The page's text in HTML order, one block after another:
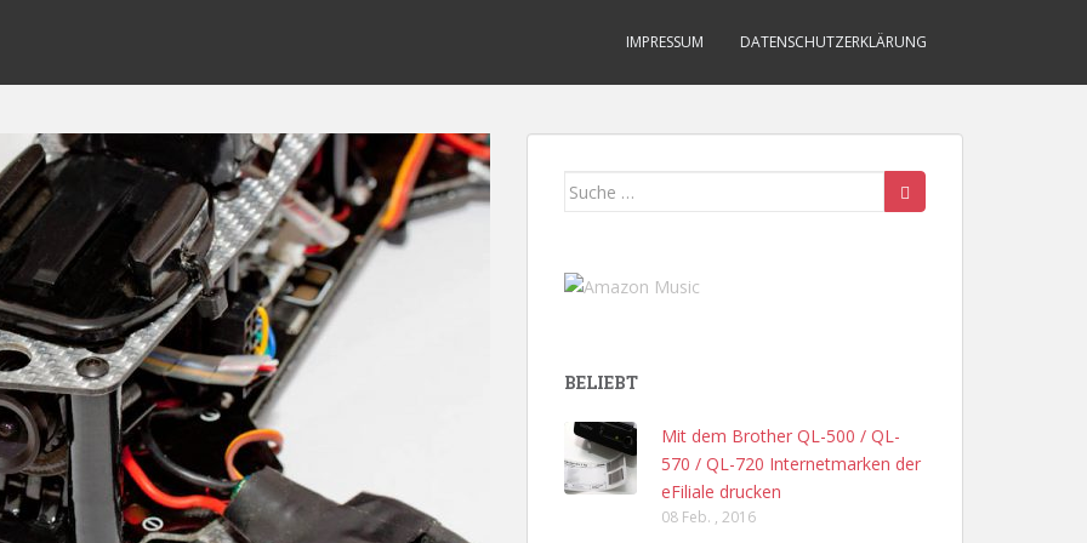
IMPRESSUM DATENSCHUTZERKLÄRUNG
Suche
BELIEBT
Mit dem Brother QL-500 / QL-
570 / QL-720 Internetmarken der
eFiliale drucken
08 Feb. , 2016